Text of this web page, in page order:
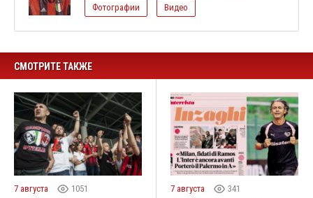
Фотографии Видео
СМОТРИТЕ ТАКЖЕ
7 августа 1051 7 августа 341